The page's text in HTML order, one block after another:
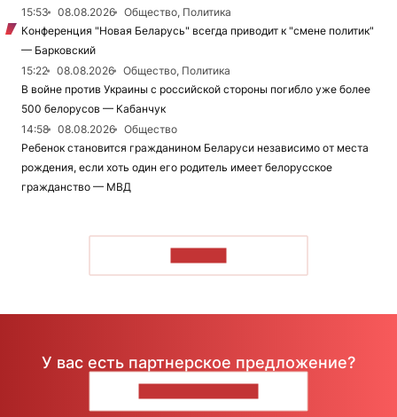
15:53
08.08.2026
Общество, Политика
Конференция "Новая Беларусь" всегда приводит к "смене политик"
— Барковский
15:22
08.08.2026
Общество, Политика
В войне против Украины с российской стороны погибло уже более
500 белорусов — Кабанчук
14:58
08.08.2026
Общество
Ребенок становится гражданином Беларуси независимо от места
рождения, если хоть один его родитель имеет белорусское
гражданство — МВД
У вас есть партнерское предложение?